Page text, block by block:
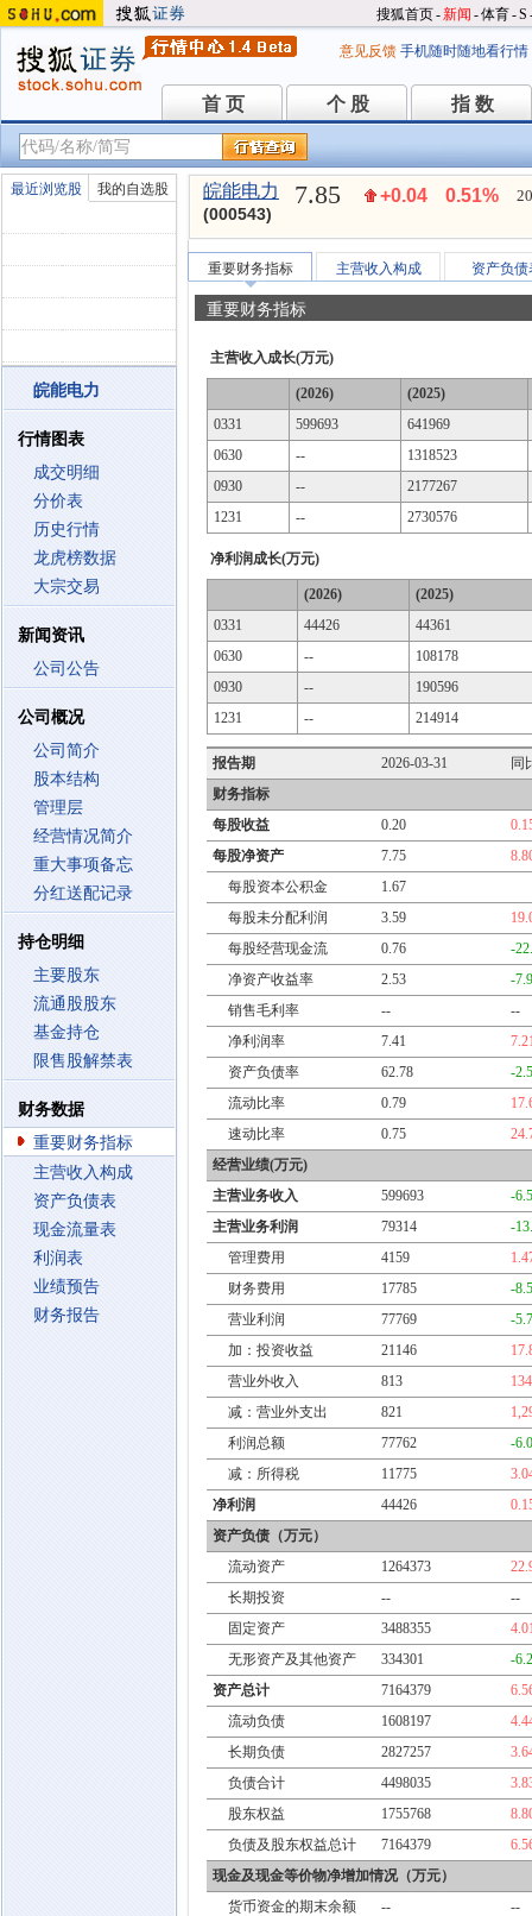
搜狐首页-新闻 -体育-S
意见反馈 手机随时随地看行情
首 页
首 页 个 股
个 股 指 数
指 数
最近浏览股 我的自选股
皖能电力
行情图表
成交明细
分价表
历史行情
龙虎榜数据
大宗交易
新闻资讯
公司公告
公司概况
公司简介
股本结构
管理层
经营情况简介
重大事项备忘
分红送配记录
持仓明细
主要股东
流通股股东
基金持仓
限售股解禁表
财务数据
重要财务指标
主营收入构成
资产负债表
现金流量表
利润表
业绩预告
财务报告
皖能电力
(000543)
7.85 +0.04 0.51%
重要财务指标 主营收入构成 资产负债
重要财务指标
主营收入成长(万元)
(2026)
(2025)
0331
599693
641969
0630
--
1318523
0930
--
2177267
1231
-- 2730576
净利润成长(万元)
(2026)
(2025)
0331
44426
44361
0630
--
108178
0930
--
190596
1231
-- 214914
报告期 2026-03-31
同
财务指标
每股收益
0.20
每股净资产
7.75
每股资本公积金
1.67
每股未分配利润
3.59
每股经营现金流
0.76
-
净资产收益率
2.53
-
销售毛利率
--
--
净利润率
7.41
资产负债率
62.78
-
流动比率
0.79
速动比率
0.75
经营业绩(万元)
主营业务收入
599693
-
主营业务利润
79314
-
管理费用
4159
财务费用
17785
-
营业利润
77769
-
加：投资收益
21146
营业外收入
813
减：营业外支出
821
利润总额
77762
-
减：所得税
11775
净利润
44426
资产负债（万元）
流动资产
1264373
长期投资
--
--
固定资产
3488355
无形资产及其他资产
334301
-
资产总计
7164379
流动负债
1608197
长期负债
2827257
负债合计
4498035
股东权益
1755768
负债及股东权益总计
7164379
现金及现金等价物净增加情况（万元）
货币资金的期末余额
--
--